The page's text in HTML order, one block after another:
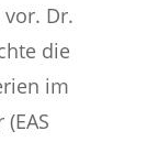
Dr.
die
im